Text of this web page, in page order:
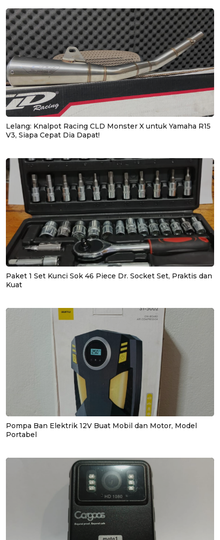
Lelang: Knalpot Racing CLD Monster X untuk Yamaha R15
V3, Siapa Cepat Dia Dapat!
Paket 1 Set Kunci Sok 46 Piece Dr. Socket Set, Praktis dan
Kuat
Pompa Ban Elektrik 12V Buat Mobil dan Motor, Model
Portabel